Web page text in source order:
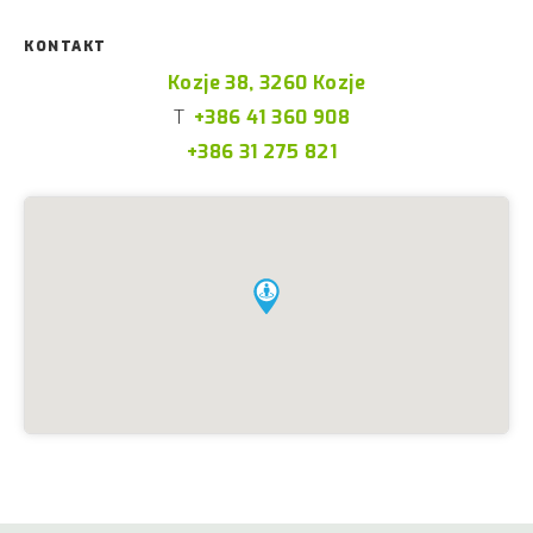
KONTAKT
Kozje 38, 3260 Kozje
T +386 41 360 908
+386 31 275 821